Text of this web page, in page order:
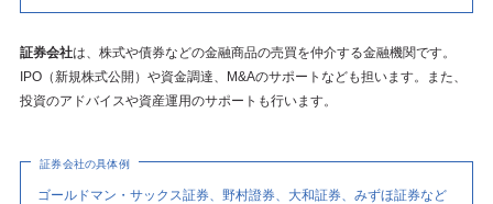
証券会社は、株式や債券などの金融商品の売買を仲介する金融機関です。
IPO（新規株式公開）や資金調達、M&Aのサポートなども担います。また、
投資のアドバイスや資産運用のサポートも行います。
証券会社の具体例
ゴールドマン・サックス証券、野村證券、大和証券、みずほ証券など